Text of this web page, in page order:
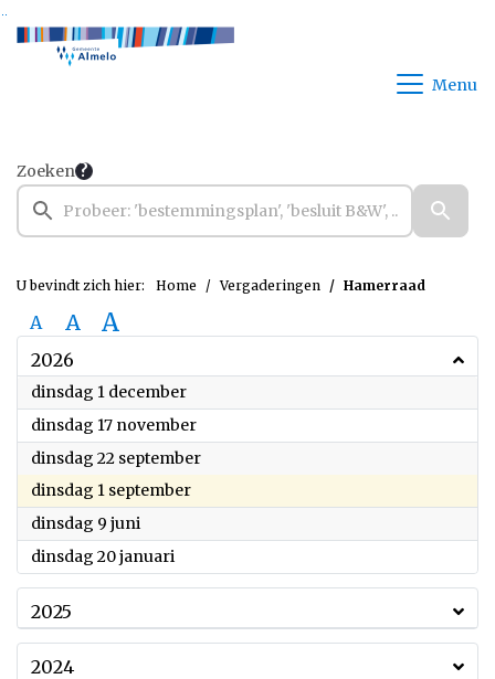
Ga naar de inhoud van deze pagina
Ga naar het zoeken
Ga naar het menu
Menu
Zoeken
U bevindt zich hier: Home Vergaderingen Hamerraad
A A A
2026
dinsdag 1 december2026
dinsdag 17 november2026
dinsdag 22 september2026
dinsdag 1 september2026
dinsdag 9 juni
dinsdag 20 januari
2025
2024